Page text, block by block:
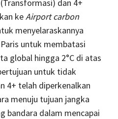
dan 4+
keAirport carbon
menyelaraskannya
untuk membatasi
global hingga 2°C di atas
untuk tidak
4+ telah diperkenalkan
menuju tujuan jangka
bandara dalam mencapai